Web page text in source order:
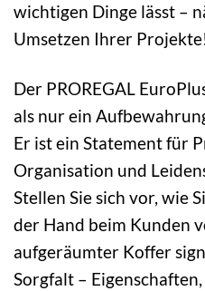
wichtigen Dinge lässt –
Umsetzen Ihrer
Der PROREGAL
als nur ein
Er ist ein Statement für
Organisation und
Stellen Sie sich vor, wie
der Hand beim Kunden
aufgeräumter Koffer
Sorgfalt –